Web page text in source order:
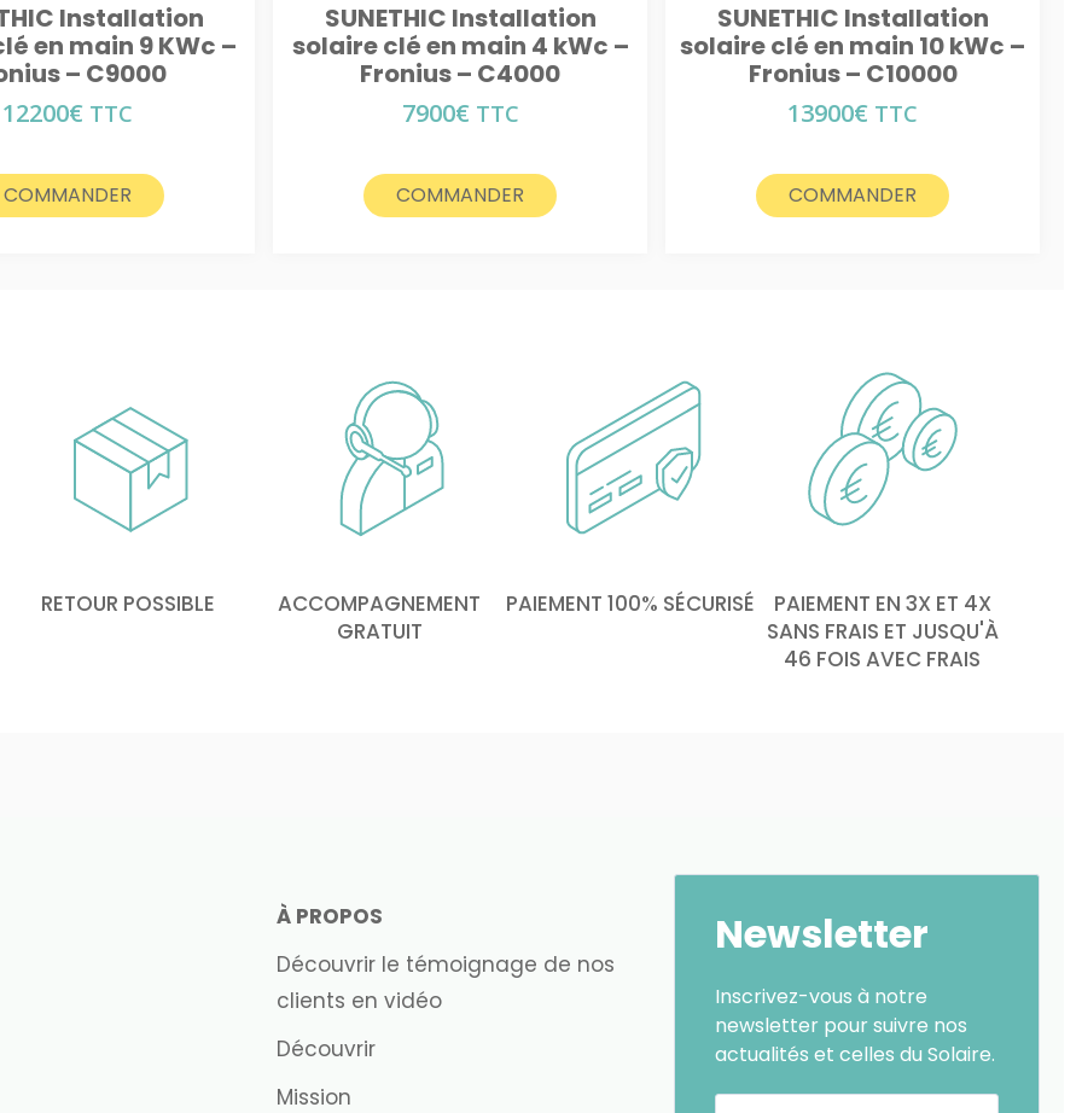
Installation
en main 9 KWc –
– C9000
12200€ TTC
COMMANDER
SUNETHIC Installation
solaire clé en main 4 kWc –
Fronius – C4000
7900€ TTC
COMMANDER
SUNETHIC Installation
solaire clé en main 10 kWc –
Fronius – C10000
13900€ TTC
COMMANDER
RETOUR POSSIBLE
ACCOMPAGNEMENT
GRATUIT
PAIEMENT 100% SÉCURISÉ
PAIEMENT EN 3X ET 4X
SANS FRAIS ET JUSQU'À
46 FOIS AVEC FRAIS
À PROPOS
Découvrir le témoignage de nos
clients en vidéo
Découvrir
Mission
Newsletter
Inscrivez-vous à notre
newsletter pour suivre nos
actualités et celles du Solaire.